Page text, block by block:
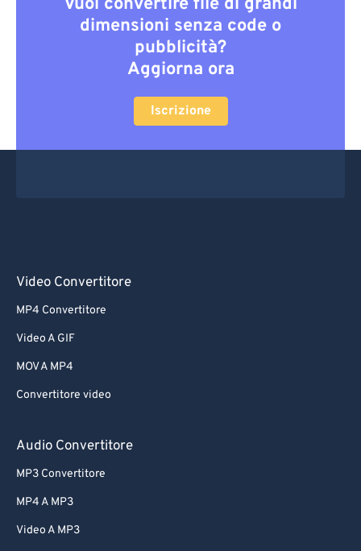
Vuoi convertire file di grandi
dimensioni senza code o
pubblicità?
Aggiorna ora
Iscrizione
Video Convertitore
MP4 Convertitore
Video A GIF
MOV A MP4
Convertitore video
Audio Convertitore
MP3 Convertitore
MP4 A MP3
Video A MP3